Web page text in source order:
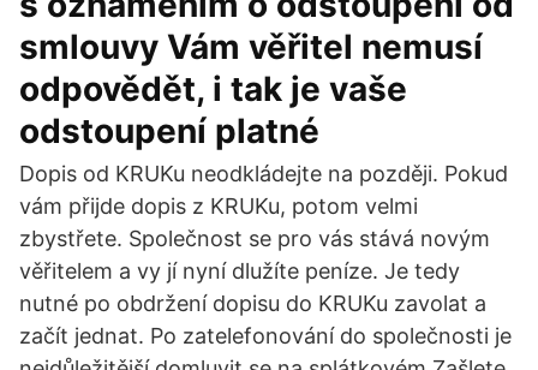
smlouvy Vám věřitel nemusí
odpovědět, i tak je vaše
odstoupení platné
Dopis od KRUKu neodkládejte na později. Pokud
vám přijde dopis z KRUKu, potom velmi
zbystřete. Společnost se pro vás stává novým
věřitelem a vy jí nyní dlužíte peníze. Je tedy
nutné po obdržení dopisu do KRUKu zavolat a
začít jednat. Po zatelefonování do společnosti je